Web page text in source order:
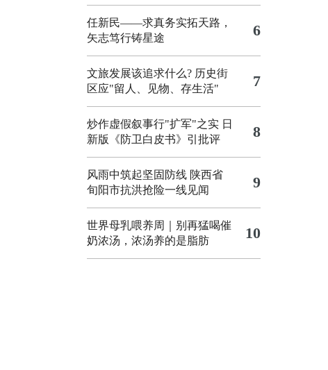
任新民——求真务实拓天路，
矢志笃行铸星途
6
文旅发展该追求什么? 历史街
区应"留人、见物、存生活"
7
炒作虚假叙事行"扩军"之实 日
新版《防卫白皮书》引批评
8
风雨中筑起坚固防线 陕西省
旬阳市抗洪抢险一线见闻
9
世界母乳喂养周｜别再猛喝催
奶浓汤，浓汤养的是脂肪
10